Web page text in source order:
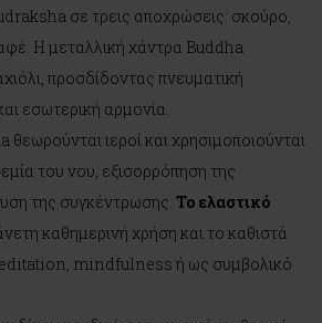
σε τρεις αποχρώσεις: σκούρο,
Η μεταλλική χάντρα Buddha
προσδίδοντας πνευματική
εσωτερική αρμονία.
θεωρούνται ιεροί και χρησιμοποιούνται
του νου, εξισορρόπηση της
της συγκέντρωσης. Το ελαστικό
καθημερινή χρήση και το καθιστά
mindfulness ή ως συμβολικό